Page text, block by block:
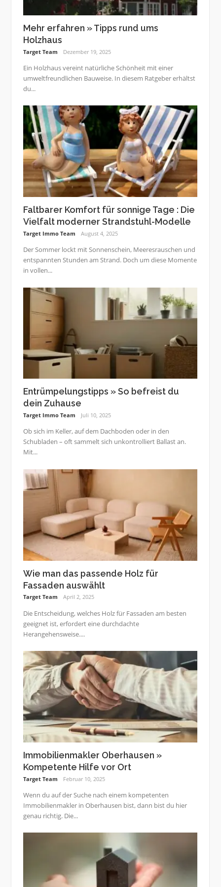
Mehr erfahren » Tipps rund ums
Holzhaus
Target Team Dezember 19, 2025
Ein Holzhaus vereint natürliche Schönheit mit einer
umweltfreundlichen Bauweise. In diesem Ratgeber erhältst
du...
Faltbarer Komfort für sonnige Tage : Die
Vielfalt moderner Strandstuhl-Modelle
Target Immo Team August 4, 2025
Der Sommer lockt mit Sonnenschein, Meeresrauschen und
entspannten Stunden am Strand. Doch um diese Momente
in vollen...
Entrümpelungstipps » So befreist du
dein Zuhause
Target Immo Team Juli 10, 2025
Ob sich im Keller, auf dem Dachboden oder in den
Schubladen – oft sammelt sich unkontrolliert Ballast an.
Mit...
Wie man das passende Holz für
Fassaden auswählt
Target Team April 2, 2025
Die Entscheidung, welches Holz für Fassaden am besten
geeignet ist, erfordert eine durchdachte
Herangehensweise....
Immobilienmakler Oberhausen »
Kompetente Hilfe vor Ort
Target Team Februar 10, 2025
Wenn du auf der Suche nach einem kompetenten
Immobilienmakler in Oberhausen bist, dann bist du hier
genau richtig. Die...